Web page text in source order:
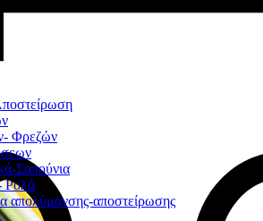
Φρεζών
Σαπούνια
Ρολά
απολύμανσης-αποστείρωσης